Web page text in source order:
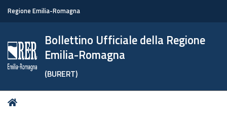
Regione Emilia-Romagna
Bollettino Ufficiale della Regione
Emilia-Romagna
(BURERT)
Tu